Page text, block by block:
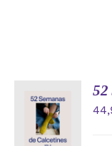
AÑADIR
AL
CARRITO
/
52